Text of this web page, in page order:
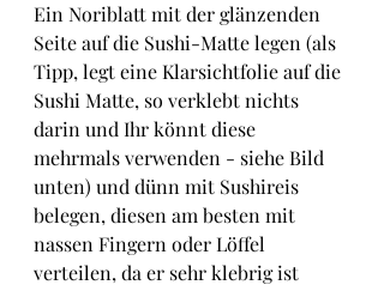
Ein Noriblatt mit der glänzenden
Seite auf die Sushi-Matte legen (als
Tipp, legt eine Klarsichtfolie auf die
Sushi Matte, so verklebt nichts
darin und Ihr könnt diese
mehrmals verwenden - siehe Bild
unten) und dünn mit Sushireis
belegen, diesen am besten mit
nassen Fingern oder Löffel
verteilen, da er sehr klebrig ist